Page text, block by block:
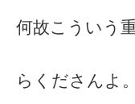
何故こういう
らくださんよ。